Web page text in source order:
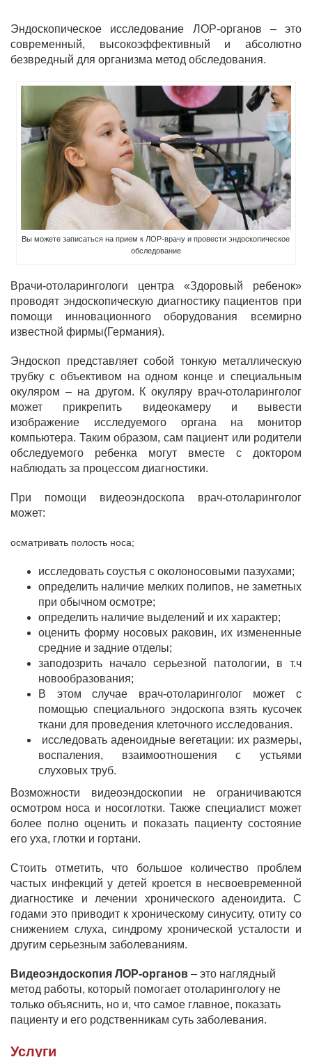
Эндоскопическое исследование ЛОР-органов – это
современный, высокоэффективный и абсолютно
безвредный для организма метод обследования.
Вы можете записаться на прием к ЛОР-врачу и провести эндоскопическое
обследование
Врачи-отоларингологи центра «Здоровый ребенок»
проводят эндоскопическую диагностику пациентов при
помощи инновационного оборудования всемирно
известной фирмы(Германия).
Эндоскоп представляет собой тонкую металлическую
трубку с объективом на одном конце и специальным
окуляром – на другом. К окуляру врач-отоларинголог
может прикрепить видеокамеру и вывести
изображение исследуемого органа на монитор
компьютера. Таким образом, сам пациент или родители
обследуемого ребенка могут вместе с доктором
наблюдать за процессом диагностики.
При помощи видеоэндоскопа врач-отоларинголог
может:
осматривать полость носа;
исследовать соустья с околоносовыми пазухами;
определить наличие мелких полипов, не заметных
при обычном осмотре;
определить наличие выделений и их характер;
оценить форму носовых раковин, их измененные
средние и задние отделы;
заподозрить начало серьезной патологии, в т.ч
новообразования;
В этом случае врач-отоларинголог может с
помощью специального эндоскопа взять кусочек
ткани для проведения клеточного исследования.
исследовать аденоидные вегетации: их размеры,
воспаления, взаимоотношения с устьями
слуховых труб.
Возможности видеоэндоскопии не ограничиваются
осмотром носа и носоглотки. Также специалист может
более полно оценить и показать пациенту состояние
его уха, глотки и гортани.
Стоить отметить, что большое количество проблем
частых инфекций у детей кроется в несвоевременной
диагностике и лечении хронического аденоидита. С
годами это приводит к хроническому синуситу, отиту со
снижением слуха, синдрому хронической усталости и
другим серьезным заболеваниям.
Видеоэндоскопия ЛОР-органов – это наглядный
метод работы, который помогает отоларингологу не
только объяснить, но и, что самое главное, показать
пациенту и его родственникам суть заболевания.
Услуги